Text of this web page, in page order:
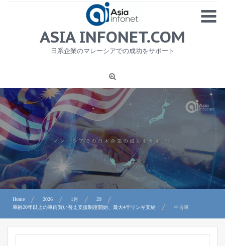
MENU
1
ニュース
労務サービス
プライバシーポリシー及び著作権について
お問合せ
ASIA INFONET.COM
日系企業のマレーシアでの成功をサポート
Home 2026 1月
29
車齢20年以上の車両買い替え支援制度開始、最大4千リンギ支給
中古車